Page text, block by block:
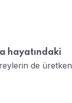
hayatındaki
de üretken